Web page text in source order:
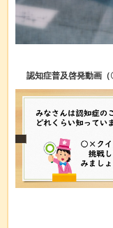
認知症普及啓発動画（